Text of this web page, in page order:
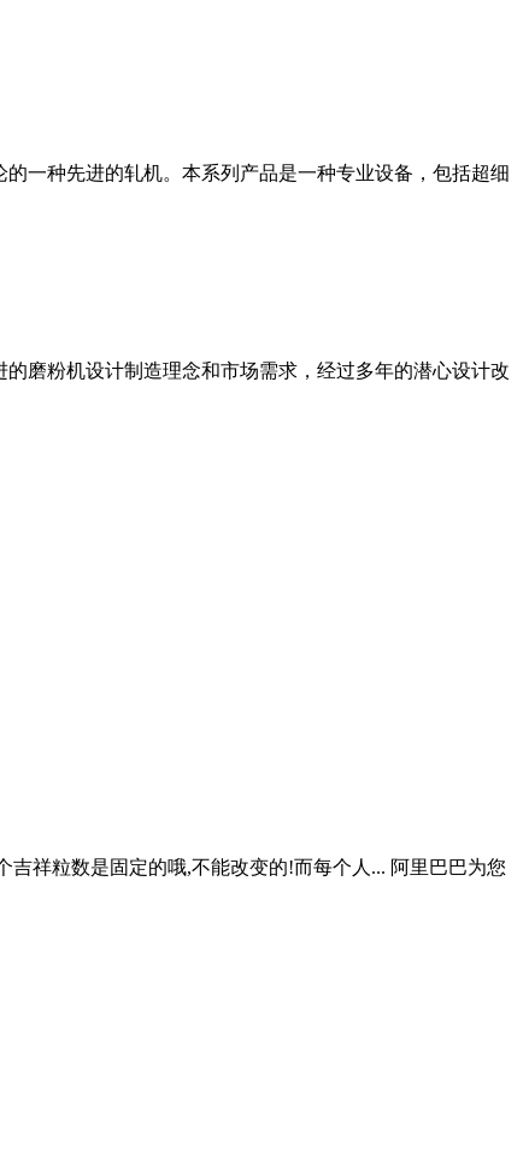
一种先进的轧机。本系列产品是一种专业设备，包括超细
磨粉机设计制造理念和市场需求，经过多年的潜心设计改
祥粒数是固定的哦,不能改变的!而每个人... 阿里巴巴为您